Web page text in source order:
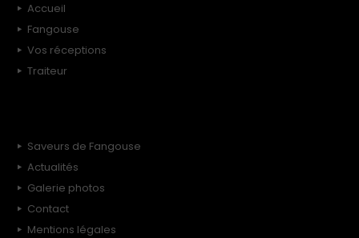
Accueil
Fangouse
Vos réceptions
Traiteur
Saveurs de Fangouse
Actualités
Galerie photos
Contact
Mentions légales